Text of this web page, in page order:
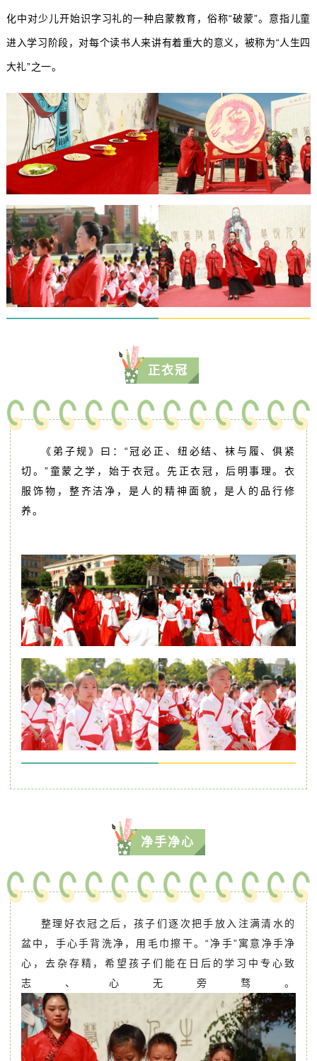
化中对少儿开始识字习礼的一种启蒙教育，俗称“破蒙”。意指儿童
进入学习阶段，对每个读书人来讲有着重大的意义，被称为“人生四
大礼”之一。
正衣冠
《弟子规》曰：“冠必正、纽必结、袜与履、俱紧
切。”童蒙之学，始于衣冠。先正衣冠，后明事理。衣
服饰物，整齐洁净，是人的精神面貌，是人的品行修
养。
净手净心
整理好衣冠之后，孩子们逐次把手放入注满清水的
盆中，手心手背洗净，用毛巾擦干。“净手”寓意净手净
心，去杂存精，希望孩子们能在日后的学习中专心致
志、心无旁骛。